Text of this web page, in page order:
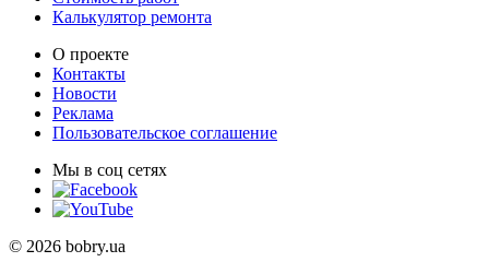
Калькулятор ремонта
О проекте
Контакты
Новости
Реклама
Пользовательское соглашение
Мы в соц сетях
© 2026 bobry.ua